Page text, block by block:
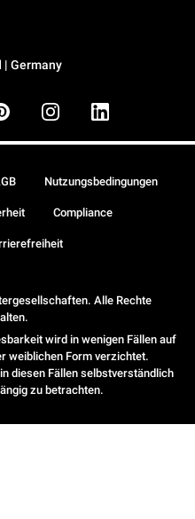
| Germany
Alle Rechte
wird in wenigen Fällen auf
weiblichen Form verzichtet.
diesen Fällen selbstverständlich
zu betrachten.
Nutzungsbedingungen
Compliance